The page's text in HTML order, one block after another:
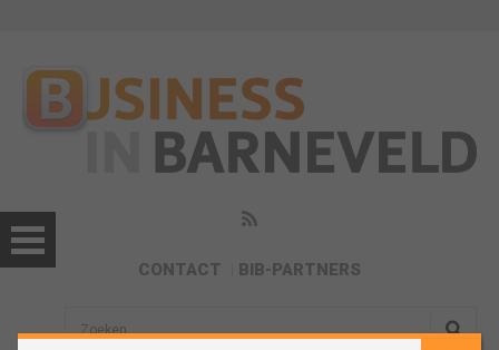
CONTACT BIB-PARTNERS
sisea.search